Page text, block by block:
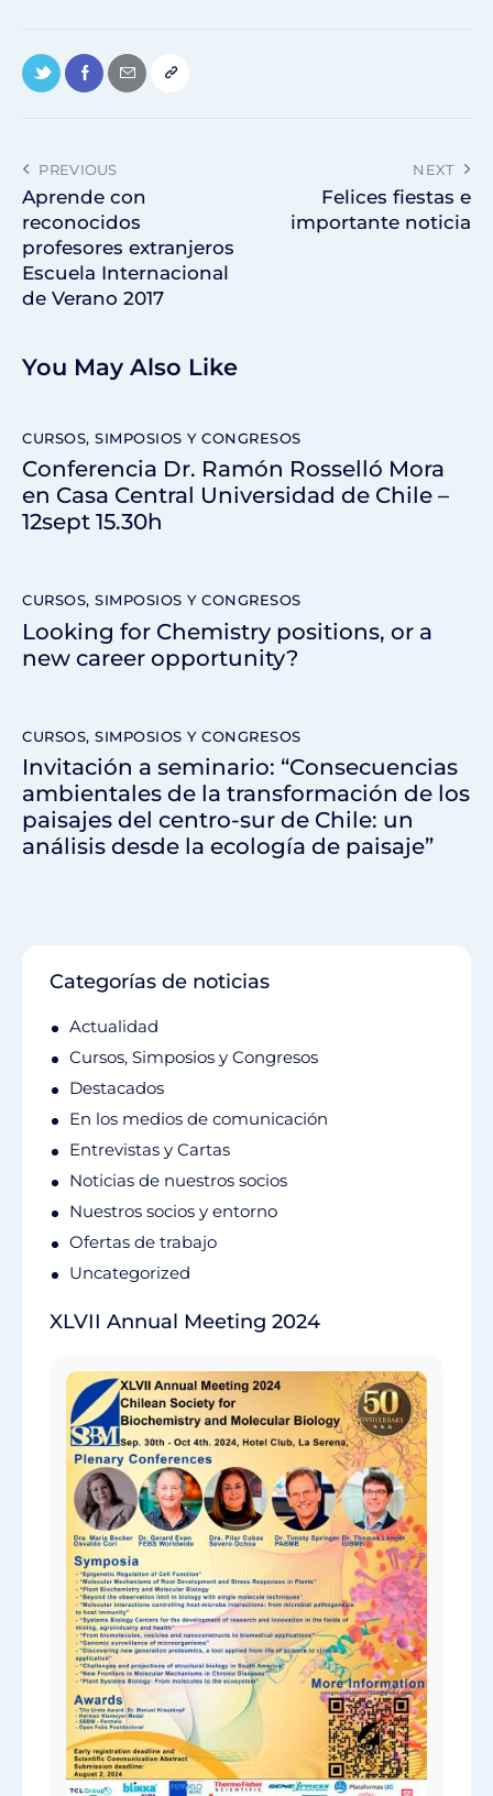
PREVIOUS
Aprende con
reconocidos
profesores extranjeros
Escuela Internacional
de Verano 2017
NEXT
Felices fiestas e
importante noticia
You May Also Like
CURSOS, SIMPOSIOS Y CONGRESOS
Conferencia Dr. Ramón Rosselló Mora
en Casa Central Universidad de Chile –
12sept 15.30h
CURSOS, SIMPOSIOS Y CONGRESOS
Looking for Chemistry positions, or a
new career opportunity?
CURSOS, SIMPOSIOS Y CONGRESOS
Invitación a seminario: “Consecuencias
ambientales de la transformación de los
paisajes del centro-sur de Chile: un
análisis desde la ecología de paisaje”
Categorías de noticias
Actualidad
Cursos, Simposios y Congresos
Destacados
En los medios de comunicación
Entrevistas y Cartas
Noticias de nuestros socios
Nuestros socios y entorno
Ofertas de trabajo
Uncategorized
XLVII Annual Meeting 2024